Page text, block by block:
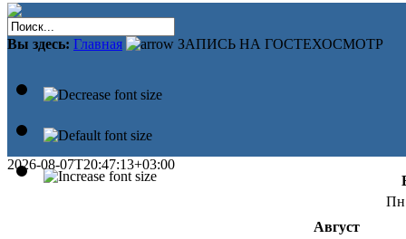
Вы здесь: Главная ЗАПИСЬ НА ГОСТЕХОСМОТР
2026-08-07T20:47:13+03:00
Пн
Август